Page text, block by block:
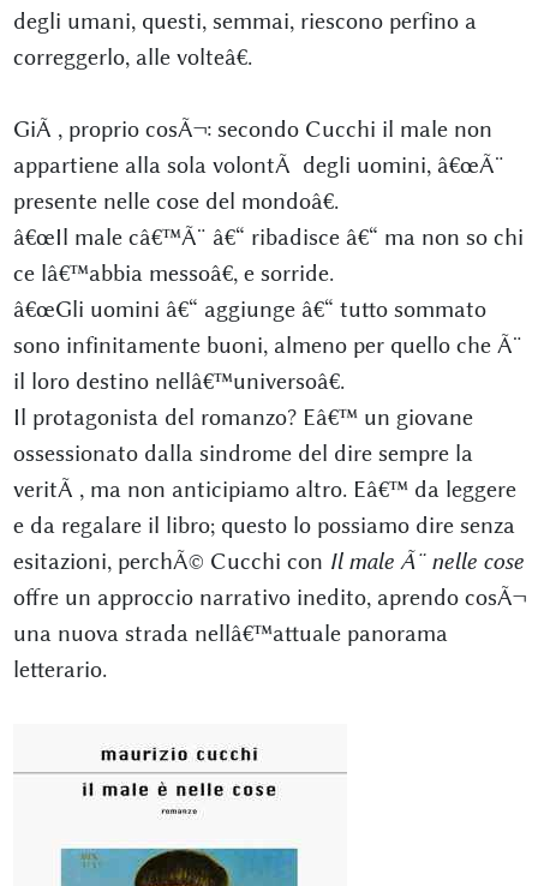
degli umani, questi, semmai, riescono perfino a
correggerlo, alle volteâ€.
GiÃ , proprio cosÃ¬: secondo Cucchi il male non
appartiene alla sola volontÃ degli uomini, â€œÃ¨
presente nelle cose del mondoâ€.
â€œIl male câ€™Ã¨ â€“ ribadisce â€“ ma non so chi
ce lâ€™abbia messoâ€, e sorride.
â€œGli uomini â€“ aggiunge â€“ tutto sommato
sono infinitamente buoni, almeno per quello che Ã¨
il loro destino nellâ€™universoâ€.
Il protagonista del romanzo? Eâ€™ un giovane
ossessionato dalla sindrome del dire sempre la
veritÃ , ma non anticipiamo altro. Eâ€™ da leggere
e da regalare il libro; questo lo possiamo dire senza
esitazioni, perchÃ© Cucchi con Il male Ã¨ nelle cose
offre un approccio narrativo inedito, aprendo cosÃ¬
una nuova strada nellâ€™attuale panorama
letterario.